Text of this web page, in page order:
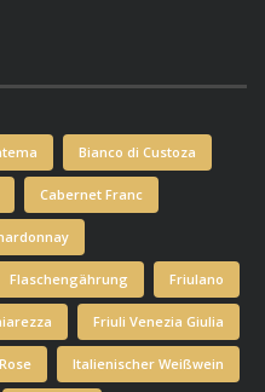
Bianco di Custoza
Cabernet Franc
Flaschengährung Friulano
Friuli Venezia Giulia
Italienischer Weißwein